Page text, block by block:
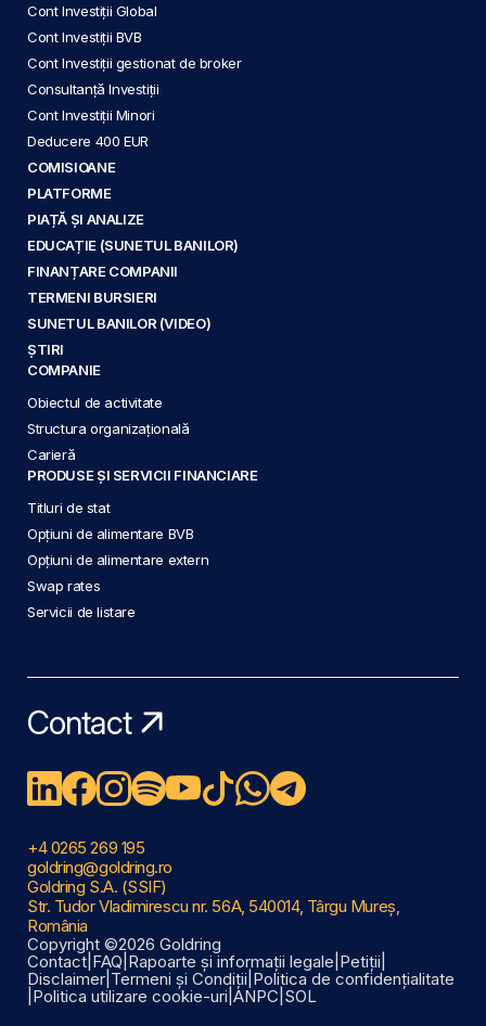
Cont Investiții Global
Cont Investiții BVB
Cont Investiții gestionat de broker
Consultanță Investiții
Cont Investiții Minori
Deducere 400 EUR
COMISIOANE
PLATFORME
PIAȚĂ ȘI ANALIZE
EDUCAȚIE (SUNETUL BANILOR)
FINANȚARE COMPANII
TERMENI BURSIERI
SUNETUL BANILOR (VIDEO)
ȘTIRI
COMPANIE
Obiectul de activitate
Structura organizațională
Carieră
PRODUSE ȘI SERVICII FINANCIARE
Titluri de stat
Opțiuni de alimentare BVB
Opțiuni de alimentare extern
Swap rates
Servicii de listare
Contact
+4 0265 269 195
goldring@goldring.ro
Goldring S.A. (SSIF)
Str. Tudor Vladimirescu nr. 56A, 540014, Târgu Mureș,
România
Copyright ©2026 Goldring
Contact FAQ Rapoarte și informații legale Petiții
Disclaimer Termeni și Condiții Politica de confidențialitate
Politica utilizare cookie-uri ANPC SOL